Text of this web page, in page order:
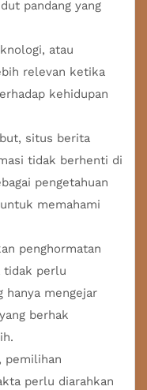
pandang yang
atau
relevan ketika
kehidupan
situs berita
tidak berhenti di
pengetahuan
memahami
penghormatan
tidak perlu
hanya mengejar
berhak
pemilihan
perlu diarahkan